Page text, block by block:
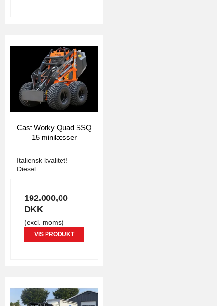
Cast Worky Quad SSQ
15 minilæsser
Italiensk kvalitet!
Diesel
192.000,00
DKK
(excl. moms)
VIS PRODUKT